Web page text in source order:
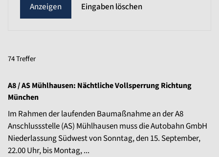
Eingaben löschen
74 Treffer
A8 / AS Mühlhausen: Nächtliche Vollsperrung Richtung
München
Im Rahmen der laufenden Baumaßnahme an der A8
Anschlussstelle (AS) Mühlhausen muss die Autobahn GmbH
Niederlassung Südwest von Sonntag, den 15. September,
22.00 Uhr, bis Montag, ...